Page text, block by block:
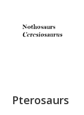
Pterosaurs